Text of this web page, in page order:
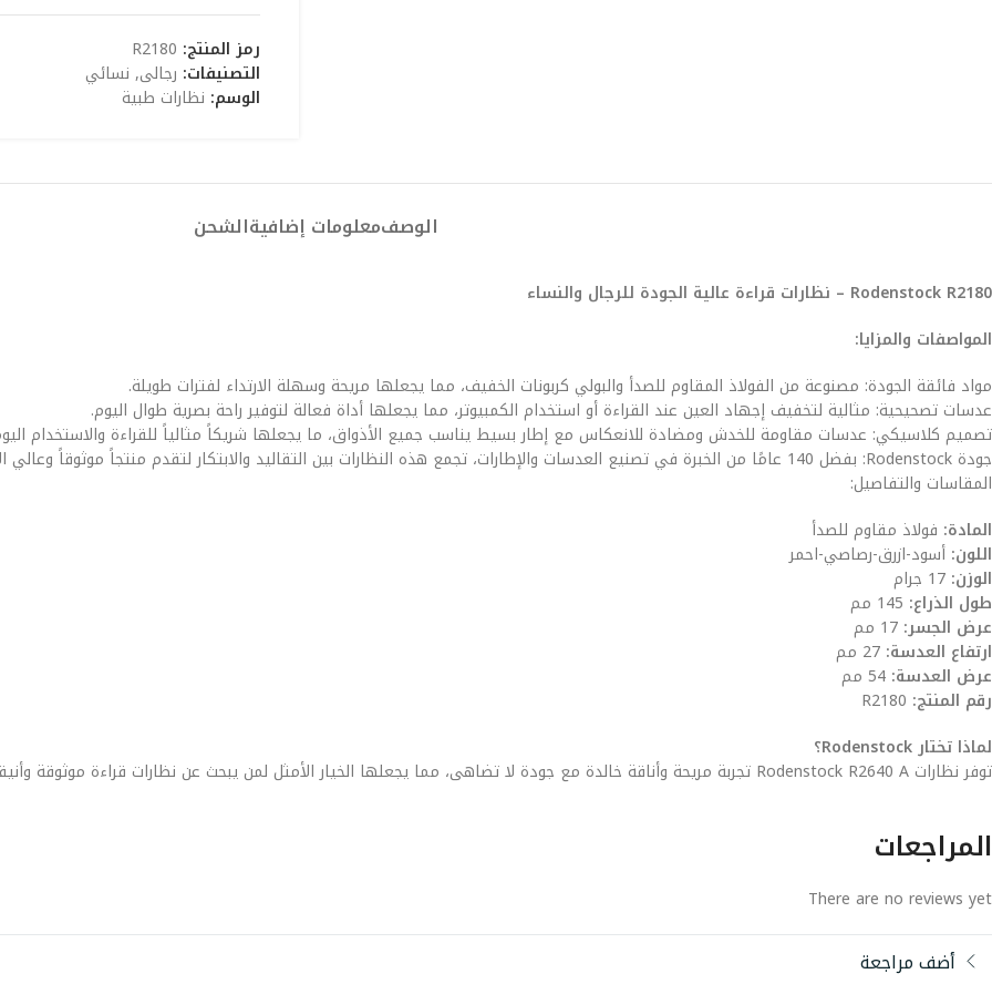
رمز المنتج: R2180
التصنيفات: رجالى, نسائي
الوسم: نظارات طبية
الوصفمعلومات إضافيةالشحن
Rodenstock R2180 – نظارات قراءة عالية الجودة للرجال والنساء
المواصفات والمزايا:
مواد فائقة الجودة: مصنوعة من الفولاذ المقاوم للصدأ والبولي كربونات الخفيف، مما يجعلها مريحة وسهلة الارتداء لفترات طويلة.
عدسات تصحيحية: مثالية لتخفيف إجهاد العين عند القراءة أو استخدام الكمبيوتر، مما يجعلها أداة فعالة لتوفير راحة بصرية طوال اليوم.
تصميم كلاسيكي: عدسات مقاومة للخدش ومضادة للانعكاس مع إطار بسيط يناسب جميع الأذواق، ما يجعلها شريكاً مثالياً للقراءة والاستخدام
جودة Rodenstock: بفضل 140 عامًا من الخبرة في تصنيع العدسات والإطارات، تجمع هذه النظارات بين التقاليد والابتكار لتقدم منتجاً موثوقاً وعالي الأداء.
المقاسات والتفاصيل:
المادة: فولاذ مقاوم للصدأ
اللون: أسود-ازرق-رصاصي-احمر
الوزن:
طول الذراع:
عرض الجسر:
ارتفاع العدسة:
عرض العدسة:
رقم المنتج:
لماذا تختار Rodenstock؟
توفر نظارات Rodenstock R2640 A تجربة مريحة وأناقة خالدة مع جودة لا تضاهى، مما يجعلها الخيار الأمثل لمن يبحث عن نظارات قراءة موثوقة وأنيقة.
المراجعات
There are no reviews yet
أضف مراجعة